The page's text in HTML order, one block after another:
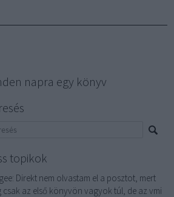
napra egy könyv
topikok
Direkt nem olvastam el a posztot, mert
csak az első könyvön vagyok túl, de az vmi